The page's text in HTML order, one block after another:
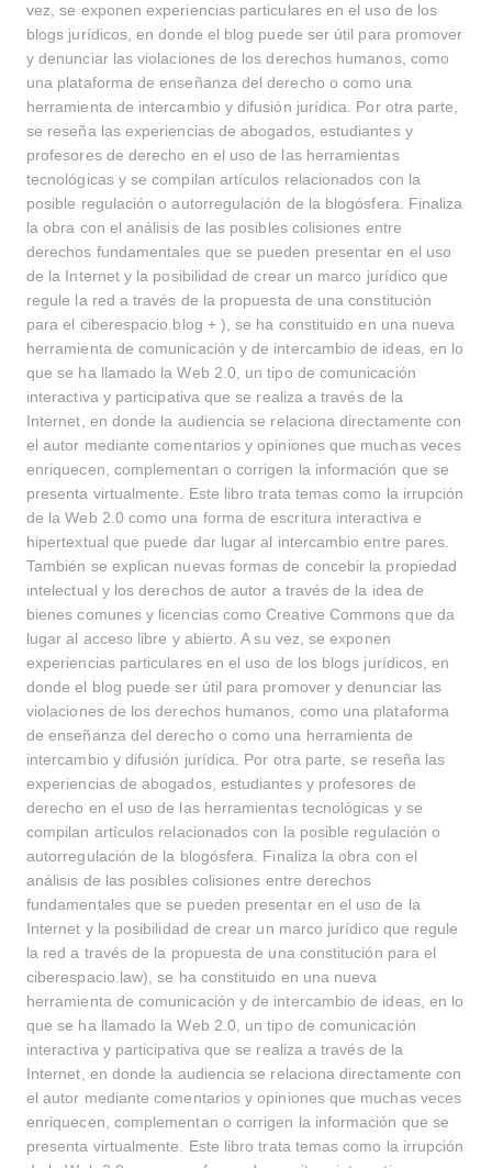
vez, se exponen experiencias particulares en el uso de los
blogs jurídicos, en donde el blog puede ser útil para promover
y denunciar las violaciones de los derechos humanos, como
una plataforma de enseñanza del derecho o como una
herramienta de intercambio y difusión jurídica. Por otra parte,
se reseña las experiencias de abogados, estudiantes y
profesores de derecho en el uso de las herramientas
tecnológicas y se compilan artículos relacionados con la
posible regulación o autorregulación de la blogósfera. Finaliza
la obra con el análisis de las posibles colisiones entre
derechos fundamentales que se pueden presentar en el uso
de la Internet y la posibilidad de crear un marco jurídico que
regule la red a través de la propuesta de una constitución
para el ciberespacio.blog + ), se ha constituido en una nueva
herramienta de comunicación y de intercambio de ideas, en lo
que se ha llamado la Web 2.0, un tipo de comunicación
interactiva y participativa que se realiza a través de la
Internet, en donde la audiencia se relaciona directamente con
el autor mediante comentarios y opiniones que muchas veces
enriquecen, complementan o corrigen la información que se
presenta virtualmente. Este libro trata temas como la irrupción
de la Web 2.0 como una forma de escritura interactiva e
hipertextual que puede dar lugar al intercambio entre pares.
También se explican nuevas formas de concebir la propiedad
intelectual y los derechos de autor a través de la idea de
bienes comunes y licencias como Creative Commons que da
lugar al acceso libre y abierto. A su vez, se exponen
experiencias particulares en el uso de los blogs jurídicos, en
donde el blog puede ser útil para promover y denunciar las
violaciones de los derechos humanos, como una plataforma
de enseñanza del derecho o como una herramienta de
intercambio y difusión jurídica. Por otra parte, se reseña las
experiencias de abogados, estudiantes y profesores de
derecho en el uso de las herramientas tecnológicas y se
compilan artículos relacionados con la posible regulación o
autorregulación de la blogósfera. Finaliza la obra con el
análisis de las posibles colisiones entre derechos
fundamentales que se pueden presentar en el uso de la
Internet y la posibilidad de crear un marco jurídico que regule
la red a través de la propuesta de una constitución para el
ciberespacio.law), se ha constituido en una nueva
herramienta de comunicación y de intercambio de ideas, en lo
que se ha llamado la Web 2.0, un tipo de comunicación
interactiva y participativa que se realiza a través de la
Internet, en donde la audiencia se relaciona directamente con
el autor mediante comentarios y opiniones que muchas veces
enriquecen, complementan o corrigen la información que se
presenta virtualmente. Este libro trata temas como la irrupción